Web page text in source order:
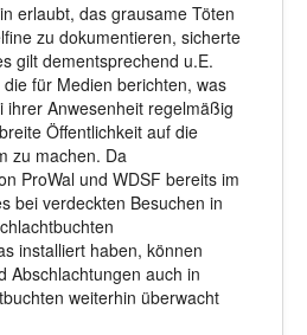
erlaubt, das grausame Töten
zu dokumentieren, sicherte
gilt dementsprechend u.E.
für Medien berichten, was
ihrer Anwesenheit regelmäßig
Öffentlichkeit auf die
zu machen. Da
ProWal und WDSF bereits im
bei verdeckten Besuchen in
installiert haben, können
Abschlachtungen auch in
weiterhin überwacht